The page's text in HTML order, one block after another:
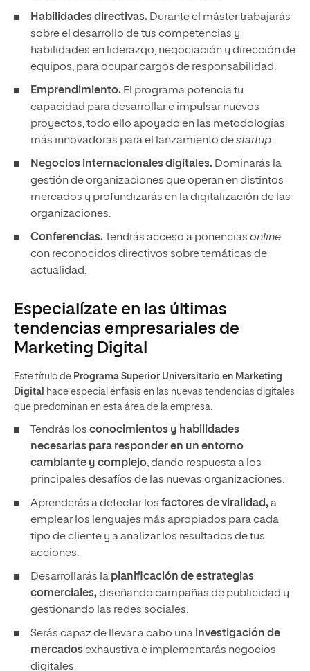
Habilidades directivas. Durante el máster trabajarás
sobre el desarrollo de tus competencias y
habilidades en liderazgo, negociación y dirección de
equipos, para ocupar cargos de responsabilidad.
Emprendimiento. El programa potencia tu
capacidad para desarrollar e impulsar nuevos
proyectos, todo ello apoyado en las metodologías
más innovadoras para el lanzamiento destartup.
Negocios internacionales digitales. Dominarás la
gestión de organizaciones que operan en distintos
mercados y profundizarás en la digitalización de las
organizaciones.
Conferencias. Tendrás acceso a ponencias online
con reconocidos directivos sobre temáticas de
actualidad.
Especialízate en las últimas
tendencias empresariales de
Marketing Digital
Este título de Programa Superior Universitario en Marketing
Digital
hace especial énfasis en las nuevas tendencias digitales
que predominan en esta área de la empresa:
Tendrás los conocimientos y habilidades
necesarias para responder en un entorno
cambiante y complejo, dando respuesta a los
principales desafíos de las nuevas organizaciones.
Aprenderás a detectar los factores de viralidad,a
emplear los lenguajes más apropiados para cada
tipo de cliente y a analizar los resultados de tus
acciones.
Desarrollarás la planificación de estrategias
comerciales,diseñando campañas de publicidad y
gestionando las redes sociales.
Serás capaz de llevar a cabo una investigación de
mercadosexhaustiva e implementarás negocios
digitales.